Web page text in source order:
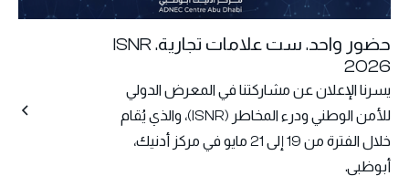
حضور واحد. ست علامات تجارية. ISNR
2026
يسرنا الإعلان عن مشاركتنا في المعرض الدولي
للأمن الوطني ودرء المخاطر (ISNR)، والذي يُقام
خلال الفترة من 19 إلى 21 مايو في مركز أدنيك،
أبوظبي.